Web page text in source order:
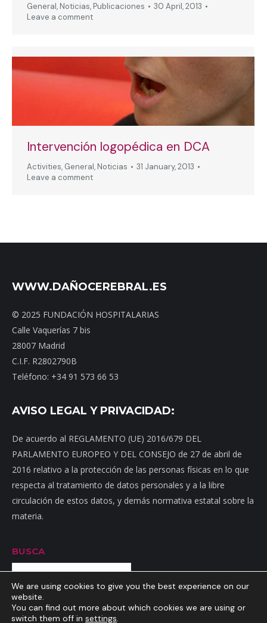
General, Noticias, Publicaciones
30 April, 2013
Leave a comment
Intervención logopédica en DCA
Activities, General, Noticias
31 January, 2013
Leave a comment
WWW.DAÑOCEREBRAL.ES
© 2025 FUNDACIÓN HOSPITALARIAS
Calle Vaquerías 7 bis
28007 Madrid
C.I.F. R2802790B
Teléfono: +34 91 573 66 53
AVISO LEGAL Y PRIVACIDAD:
De acuerdo al REGLAMENTO (UE) 2016/679 DEL
PARLAMENTO EUROPEO Y DEL CONSEJO de 27 de abril de
2016 relativo a la protección de las personas físicas en lo que
respecta al tratamiento de datos personales y a la libre
circulación de estos datos, y demás normativa estatal sobre la
materia.
BUSCA
Buscar
We are using cookies to give you the best experience on our
website.
You can find out more about which cookies we are using or
switch them off in settings.